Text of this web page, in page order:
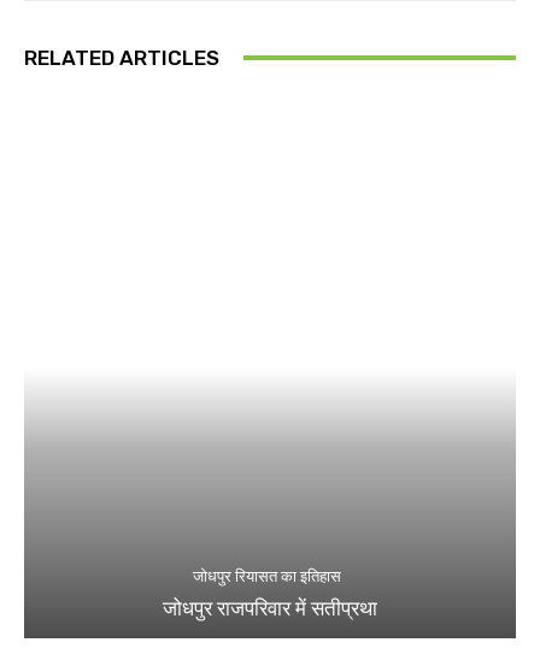
RELATED ARTICLES
जोधपुर रियासत का इतिहास
जोधपुर राजपरिवार में सतीप्रथा